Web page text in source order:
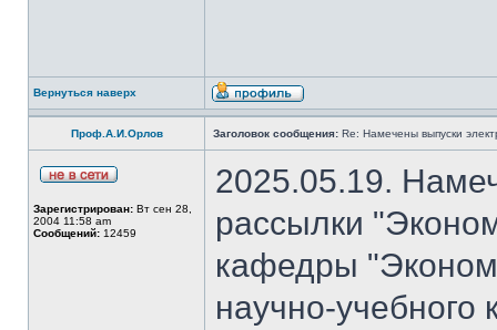
Вернуться наверх
Проф.А.И.Орлов Заголовок сообщения: Re: Намечены выпуски
Зарегистрирован: Вт сен 28,
2004 11:58 am
Сообщений: 12459
2025.05.19.
рассылки
кафедры
научно-